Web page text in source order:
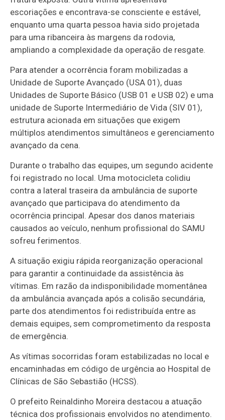
escoriações e encontrava-se consciente e estável,
enquanto uma quarta pessoa havia sido projetada
para uma ribanceira às margens da rodovia,
ampliando a complexidade da operação de resgate.
Para atender a ocorrência foram mobilizadas a
Unidade de Suporte Avançado (USA 01), duas
Unidades de Suporte Básico (USB 01 e USB 02) e uma
unidade de Suporte Intermediário de Vida (SIV 01),
estrutura acionada em situações que exigem
múltiplos atendimentos simultâneos e gerenciamento
avançado da cena.
Durante o trabalho das equipes, um segundo acidente
foi registrado no local. Uma motocicleta colidiu
contra a lateral traseira da ambulância de suporte
avançado que participava do atendimento da
ocorrência principal. Apesar dos danos materiais
causados ao veículo, nenhum profissional do SAMU
sofreu ferimentos.
A situação exigiu rápida reorganização operacional
para garantir a continuidade da assistência às
vítimas. Em razão da indisponibilidade momentânea
da ambulância avançada após a colisão secundária,
parte dos atendimentos foi redistribuída entre as
demais equipes, sem comprometimento da resposta
de emergência.
As vítimas socorridas foram estabilizadas no local e
encaminhadas em código de urgência ao Hospital de
Clínicas de São Sebastião (HCSS).
O prefeito Reinaldinho Moreira destacou a atuação
técnica dos profissionais envolvidos no atendimento.